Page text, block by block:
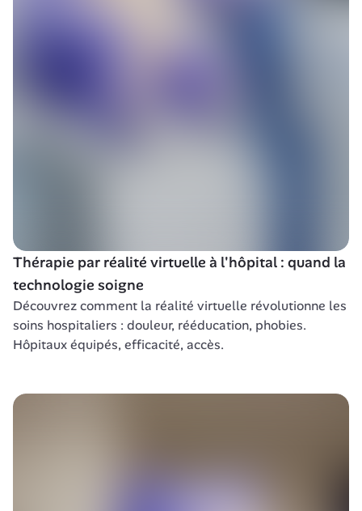
Thérapie par réalité virtuelle à l'hôpital : quand la
technologie soigne
Découvrez comment la réalité virtuelle révolutionne les
soins hospitaliers : douleur, rééducation, phobies.
Hôpitaux équipés, efficacité, accès.